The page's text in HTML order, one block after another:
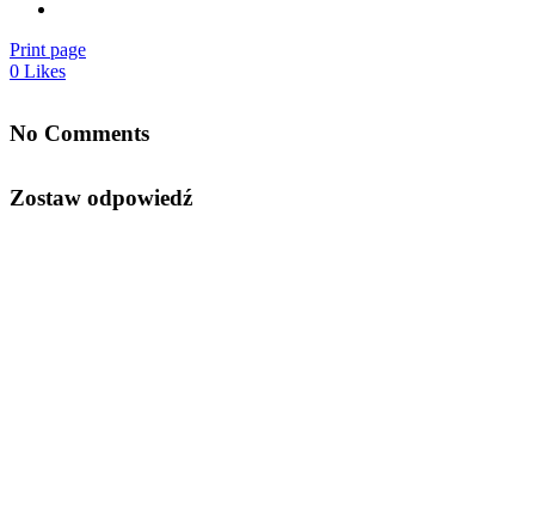
Print page
0 Likes
No Comments
Zostaw odpowiedź